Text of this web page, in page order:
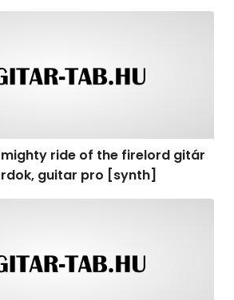
ride of the firelord gitár
guitar pro [synth]